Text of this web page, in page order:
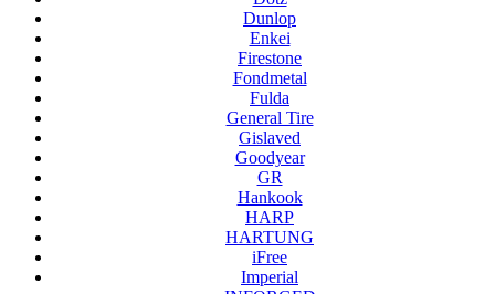
Dunlop
Enkei
Firestone
Fondmetal
Fulda
General Tire
Gislaved
Goodyear
GR
Hankook
HARP
HARTUNG
iFree
Imperial